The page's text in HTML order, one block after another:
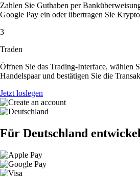
Zahlen Sie Guthaben per
Google Pay ein oder übertragen Sie
3
Traden
Öffnen Sie das Trading-Interface, wählen
Handelspaar und bestätigen Sie die
Jetzt loslegen
Für Deutschland